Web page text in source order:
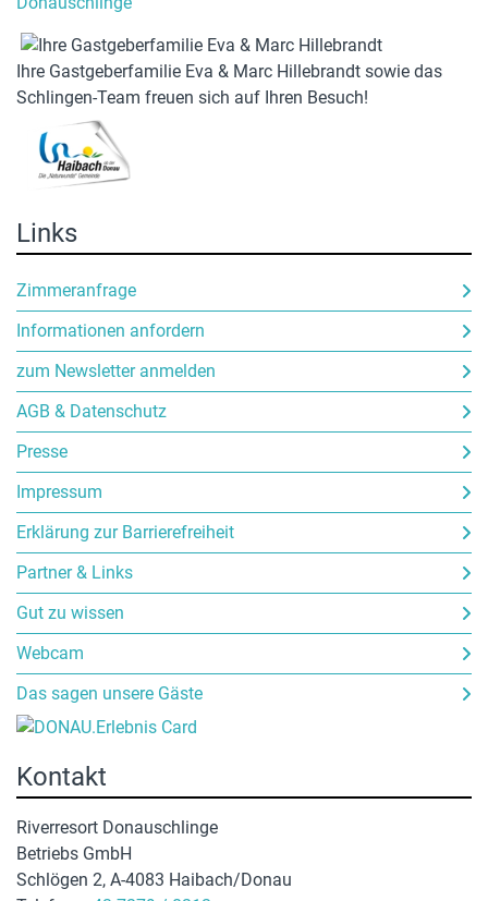
Ihre Gastgeberfamilie Eva & Marc Hillebrandt sowie das
Schlingen-Team freuen sich auf Ihren Besuch!
Links
Zimmeranfrage
Informationen anfordern
zum Newsletter anmelden
AGB & Datenschutz
Presse
Impressum
Erklärung zur Barrierefreiheit
Partner & Links
Gut zu wissen
Webcam
Das sagen unsere Gäste
Kontakt
Riverresort Donauschlinge
Betriebs GmbH
Schlögen 2, A-4083 Haibach/Donau